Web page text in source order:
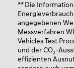
** Die
angegebenen
Messverfahren
Vehicles Test
und der CO₂-
effizienten